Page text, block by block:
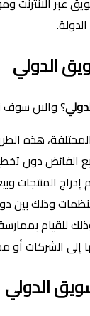
الدولة.
الدولي
؟ والان سوف
دون
وذلك
وذلك
إلى الشركات
الدولي